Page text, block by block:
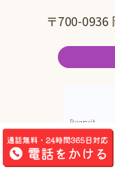
〒700-0936